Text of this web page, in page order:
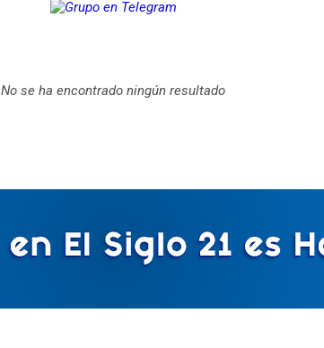
No se ha encontrado ningún resultado